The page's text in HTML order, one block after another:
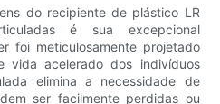
do recipiente de plástico LR
é sua excepcional
foi meticulosamente projetado
vida acelerado dos indivíduos
elimina a necessidade de
ser facilmente perdidas ou